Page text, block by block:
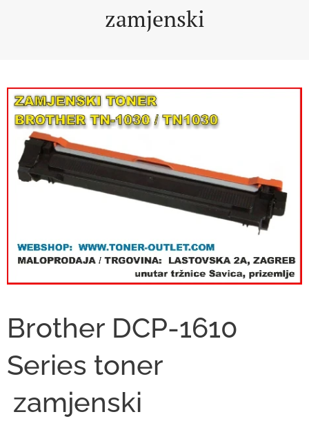
zamjenski
Brother DCP-1610
Series toner
zamjenski